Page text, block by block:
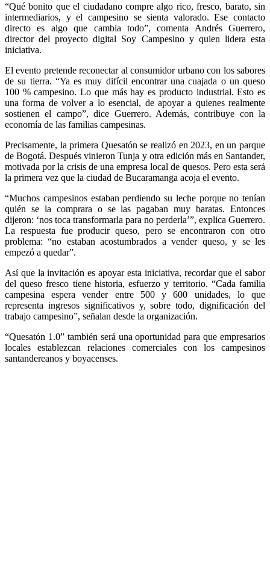
“Qué bonito que el ciudadano compre algo rico, fresco, barato, sin
intermediarios, y el campesino se sienta valorado. Ese contacto
directo es algo que cambia todo”, comenta Andrés Guerrero,
director del proyecto digital Soy Campesino y quien lidera esta
iniciativa.
El evento pretende reconectar al consumidor urbano con los sabores
de su tierra. “Ya es muy difícil encontrar una cuajada o un queso
100 % campesino. Lo que más hay es producto industrial. Esto es
una forma de volver a lo esencial, de apoyar a quienes realmente
sostienen el campo”, dice Guerrero. Además, contribuye con la
economía de las familias campesinas.
Precisamente, la primera Quesatón se realizó en 2023, en un parque
de Bogotá. Después vinieron Tunja y otra edición más en Santander,
motivada por la crisis de una empresa local de quesos. Pero esta será
la primera vez que la ciudad de Bucaramanga acoja el evento.
“Muchos campesinos estaban perdiendo su leche porque no tenían
quién se la comprara o se las pagaban muy baratas. Entonces
dijeron: ‘nos toca transformarla para no perderla’”, explica Guerrero.
La respuesta fue producir queso, pero se encontraron con otro
problema: “no estaban acostumbrados a vender queso, y se les
empezó a quedar”.
Así que la invitación es apoyar esta iniciativa, recordar que el sabor
del queso fresco tiene historia, esfuerzo y territorio. “Cada familia
campesina espera vender entre 500 y 600 unidades, lo que
representa ingresos significativos y, sobre todo, dignificación del
trabajo campesino”, señalan desde la organización.
“Quesatón 1.0” también será una oportunidad para que empresarios
locales establezcan relaciones comerciales con los campesinos
santandereanos y boyacenses.